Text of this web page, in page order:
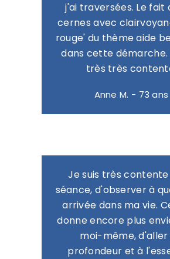
j'ai traversées. Le fait
cernes avec
rouge' du thème aide
dans cette démarche.
très très
Anne M. - 73 ans
Je suis très
séance, d'observer à
arrivée dans ma vie.
donne encore plus
moi-même, d'aller
profondeur et à